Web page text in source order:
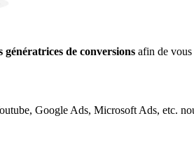
génératrices de conversions afin de vous
Google Ads, Microsoft Ads, etc.